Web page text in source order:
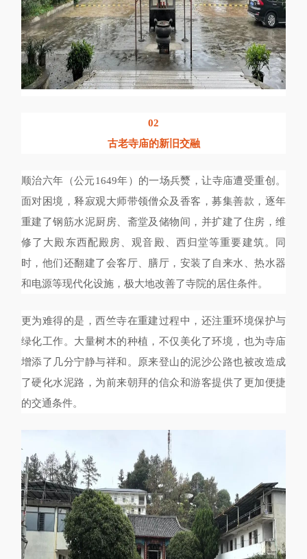
02
古老寺庙的新旧交融
顺治六年（公元1649年）的一场兵燹，让寺庙遭受重创。
面对困境，释寂观大师带领僧众及香客，募集善款，逐年
重建了钢筋水泥厨房、斋堂及储物间，并扩建了住房，维
修了大殿东西配殿房、观音殿、西归堂等重要建筑。同
时，他们还翻建了会客厅、膳厅，安装了自来水、热水器
和电源等现代化设施，极大地改善了寺院的居住条件。
更为难得的是，西竺寺在重建过程中，还注重环境保护与
绿化工作。大量树木的种植，不仅美化了环境，也为寺庙
增添了几分宁静与祥和。原来登山的泥沙公路也被改造成
了硬化水泥路，为前来朝拜的信众和游客提供了更加便捷
的交通条件。